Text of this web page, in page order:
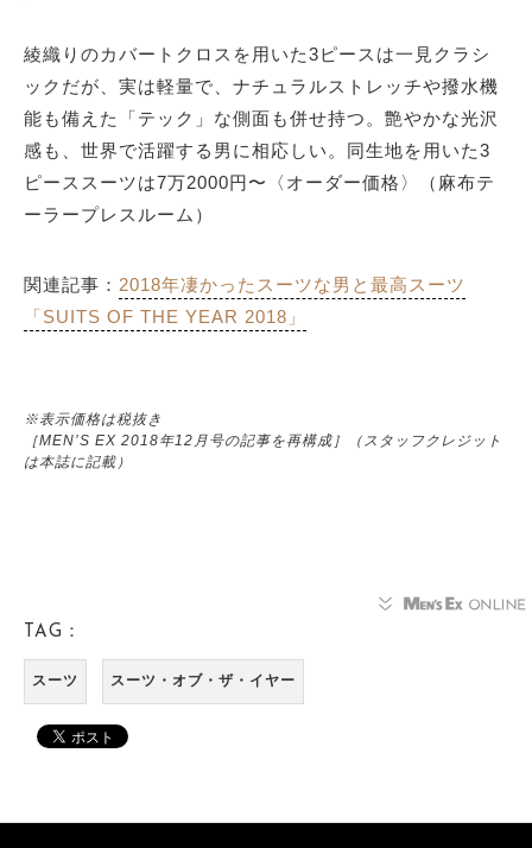
綾織りのカバートクロスを用いた3ピースは一見クラシ
ックだが、実は軽量で、ナチュラルストレッチや撥水機
能も備えた「テック」な側面も併せ持つ。艶やかな光沢
感も、世界で活躍する男に相応しい。同生地を用いた3
ピーススーツは7万2000円〜〈オーダー価格〉（麻布テ
ーラープレスルーム）
関連記事： 2018年凄かったスーツな男と最高スーツ
「SUITS OF THE YEAR 2018」
※表示価格は税抜き
［MEN’S EX 2018年12月号の記事を再構成］（スタッフクレジット
は本誌に記載）
TAG：
スーツ スーツ・オブ・ザ・イヤー